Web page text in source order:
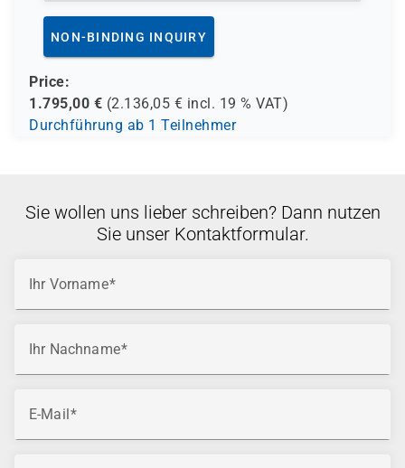
NON-BINDING INQUIRY
Price:
1.795,00 € (2.136,05 € incl. 19 % VAT)
Durchführung ab 1 Teilnehmer
Sie wollen uns lieber schreiben? Dann nutzen
Sie unser Kontaktformular.
Ihr Vorname
Ihr Nachname
E-Mail